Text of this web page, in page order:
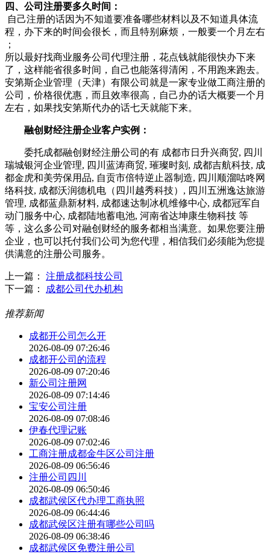
四、公司注册要多久时间：
自己注册的话因为不知道要准备哪些材料以及不知道具体流
程，办下来的时间会很长，而且特别麻烦，一般要一个月左右
；
所以最好找商业服务公司代理注册，花点钱就能很快办下来
了，这样能省很多时间，自己也能落得清闲，不用跑来跑去。
安第斯企业管理（天津）有限公司就是一家专业做工商注册的
公司，价格很优惠，而且效率很高，自己办的话大概要一个月
左右，如果找安第斯代办的话七天就能下来。
融创财经注册企业客户实例：
委托成都融创财经注册公司的有 成都市日升兴商贸, 四川
瑞城银河企业管理, 四川蓝涛商贸, 璀璨时刻, 成都吉航科技, 成
都金虎和美劳保用品, 自贡市倍特逆止器制造, 四川顺溜咕咚网
络科技, 成都沃润德机电（四川越秀科技）, 四川五洲逸达旅游
管理, 成都蓝鼎新材料, 成都速达制冰机维修中心, 成都冠军自
动门服务中心, 成都陆地蓄电池, 河南省达坤康生物科技 等
等，这么多公司对融创财经的服务都相当满意。如果您要注册
企业，也可以托付我们公司为您代理，相信我们必须能为您提
供满意的注册公司服务。
上一篇： 注册成都科技公司
下一篇：
成都公司代办机构
推荐新闻
成都开公司怎么开
2026-08-09 07:26:46
成都开公司的流程
2026-08-09 07:20:46
新公司注册网
2026-08-09 07:14:46
宝安公司注册
2026-08-09 07:08:46
伊春代理记账
2026-08-09 07:02:46
工商注册成都金牛区公司注册
2026-08-09 06:56:46
注册公司四川
2026-08-09 06:50:46
成都武侯区代办理工商执照
2026-08-09 06:44:46
成都武侯区注册有哪些公司吗
2026-08-09 06:38:46
成都武侯区免费注册公司